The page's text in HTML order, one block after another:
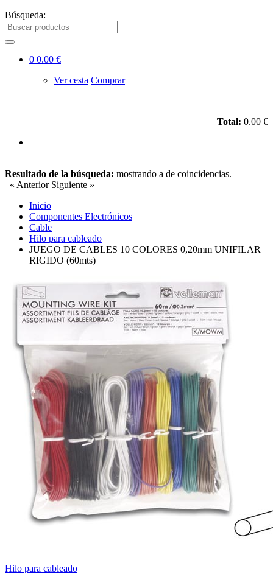
Búsqueda:
0 0.00 €
Ver cesta Comprar
Total: 0.00 €
Resultado de la búsqueda: mostrando a de coincidencias.
« Anterior Siguiente »
Inicio
Componentes Electrónicos
Cable
Hilo para cableado
JUEGO DE CABLES 10 COLORES 0,20mm UNIFILAR
RIGIDO (60mts)
Hilo para cableado